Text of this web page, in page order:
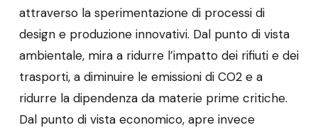
attraverso la sperimentazione di processi di
design e produzione innovativi. Dal punto di vista
ambientale, mira a ridurre l’impatto dei rifiuti e dei
trasporti, a diminuire le emissioni di CO2 e a
ridurre la dipendenza da materie prime critiche.
Dal punto di vista economico, apre invece